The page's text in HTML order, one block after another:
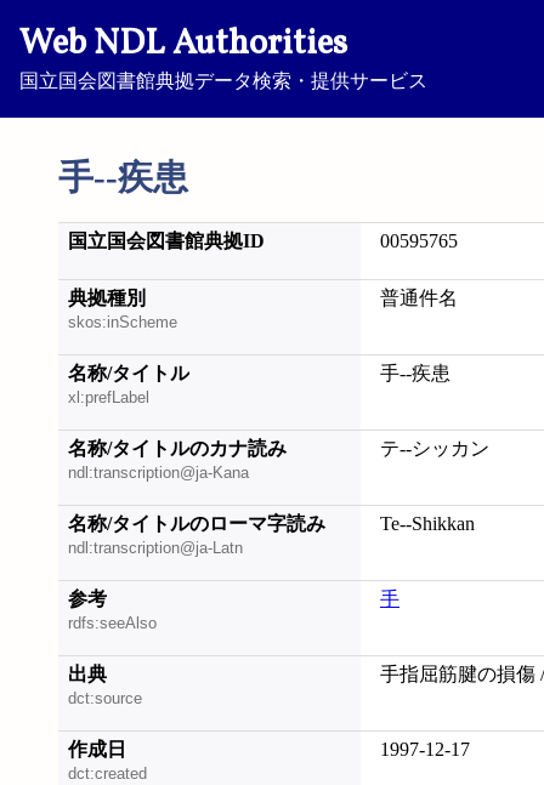
Web NDL Authorities
国立国会図書館典拠データ検索・提供サービス
手--疾患
国立国会図書館典拠ID 00595765
典拠種別
skos:inScheme
普通件名
名称/タイトル
xl:prefLabel
手--疾患
名称/タイトルのカナ読み
ndl:transcription@ja-Kana
テ--シッカン
名称/タイトルのローマ字読み
ndl:transcription@ja-Latn
Te--Shikkan
参考
rdfs:seeAlso
手
出典
dct:source
手指屈筋腱の損傷
作成日
dct:created
1997-12-17